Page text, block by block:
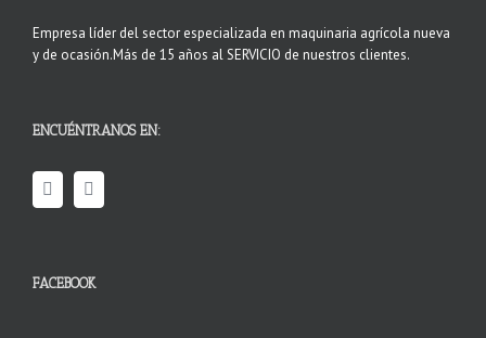
Empresa líder del sector especializada en maquinaria agrícola nueva
y de ocasión.Más de 15 años al SERVICIO de nuestros clientes.
ENCUÉNTRANOS EN:
FACEBOOK